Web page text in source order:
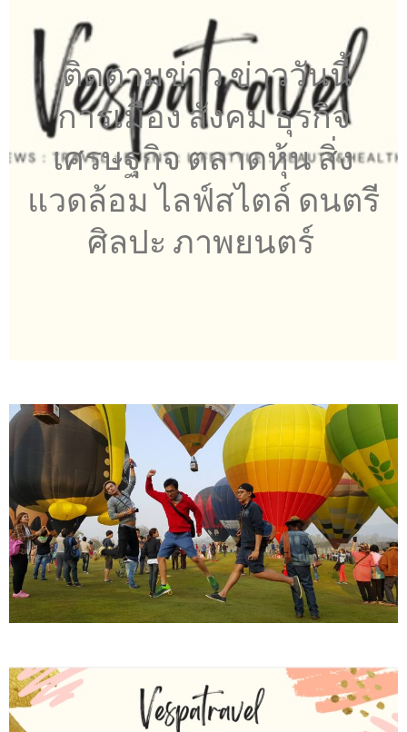
ติดตามข่าว ข่าววันนี้
การเมือง สังคม ธุรกิจ
เศรษฐกิจ ตลาดหุ้น สิ่ง
แวดล้อม ไลฟ์สไตล์ ดนตรี
ศิลปะ ภาพยนตร์